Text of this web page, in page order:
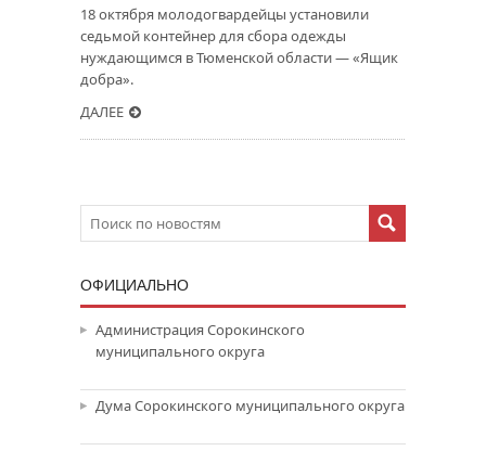
18 октября молодогвардейцы установили
седьмой контейнер для сбора одежды
нуждающимся в Тюменской области — «Ящик
добра».
ДАЛЕЕ
ОФИЦИАЛЬНО
Администрация Сорокинского
муниципального округа
Дума Сорокинского муниципального округа